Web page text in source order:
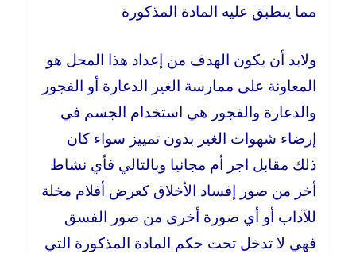
مما ينطبق عليه المادة المذكورة
ولابد أن يكون الهدف من إعداد هذا المحل هو
المعاونة على ممارسة الغير الدعارة أو الفجور
والدعارة والفجور هي استخدام الجسم في
إرضاء شهوات الغير بدون تمييز سواء كان
ذلك مقابل اجر أم مجانيا وبالتالي فأي نشاط
أخر من صور إفساد الأخلاق كعرض أفلام مخلة
للآداب أو أي صورة أخرى من صور الفسق
فهي لا تدخل تحت حكم المادة المذكورة التي